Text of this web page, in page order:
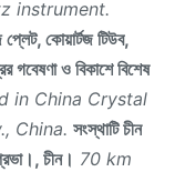
instrument.
প্লেট, কোয়ার্টজ টিউব,
গবেষণা ও বিকাশে বিশেষ
in China Crystal
China. সংস্থাটি চীন
চীন। 70 km